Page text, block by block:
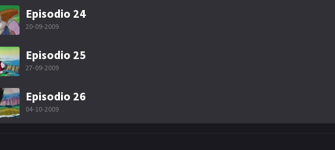
Episodio 24
20-09-2009
Episodio 25
27-09-2009
Episodio 26
04-10-2009